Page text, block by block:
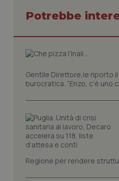
Potrebbe
Gentile Direttore,le riporto
burocratica. “Enzo, c’è uno
Regione per rendere